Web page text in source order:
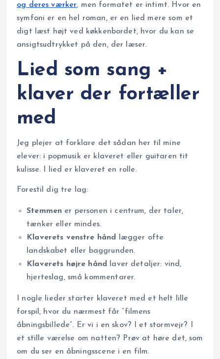
og deres værker, men formatet er intimt. Hvor en
symfoni er en hel roman, er en lied mere som et
digt læst højt ved køkkenbordet, hvor du kan se
ansigtsudtrykket på den, der læser.
Lied som sang +
klaver der fortæller
med
Jeg plejer at forklare det sådan her til mine
elever: i popmusik er klaveret eller guitaren tit
kulisse. I lied er klaveret en rolle.
Forestil dig tre lag:
Stemmen er personen i centrum, der taler,
tænker eller mindes.
Klaverets venstre hånd
lægger ofte
landskabet eller baggrunden.
Klaverets højre hånd
laver detaljer: vind,
hjerteslag, små kommentarer.
I nogle lieder starter klaveret med et helt lille
forspil, hvor du nærmest får “filmens
åbningsbillede”. Er vi i en skov? I et stormvejr? I
et stille værelse om natten? Prøv at høre det, som
om du ser en åbningsscene i en film.